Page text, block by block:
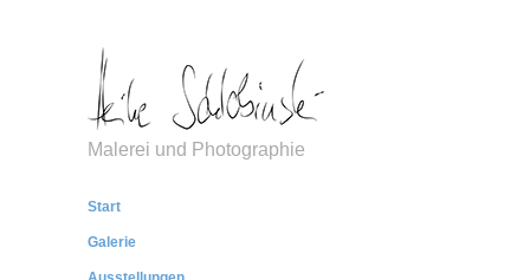
Malerei und Photographie
Start
Galerie